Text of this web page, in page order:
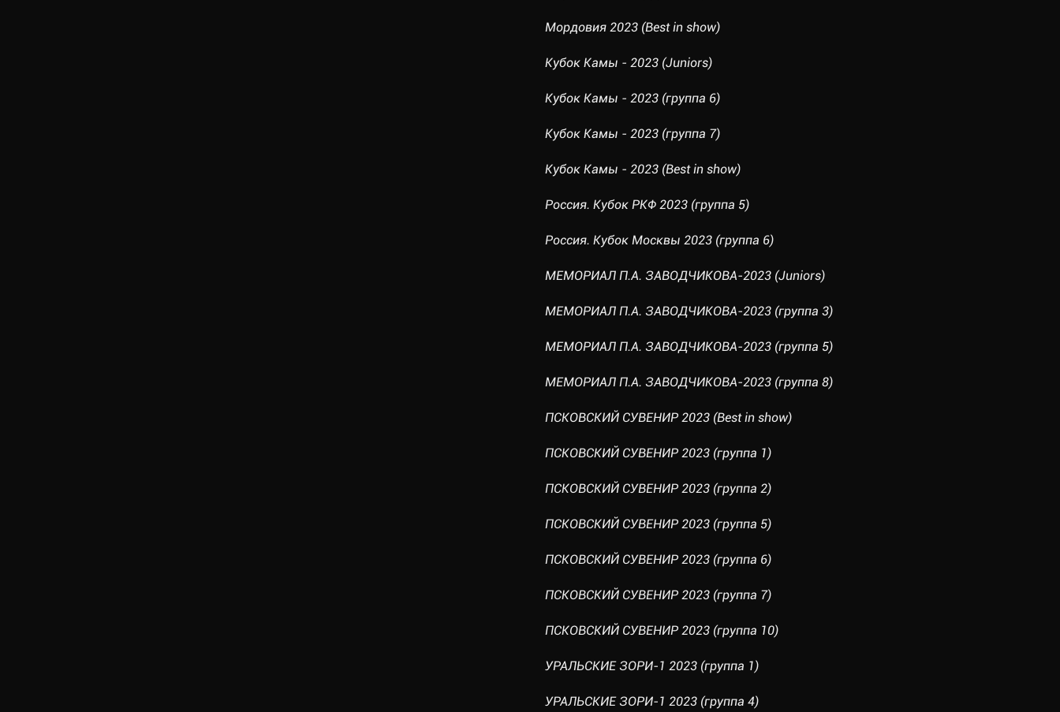
Мордовия 2023 (Best in show)
Кубок Камы - 2023 (Juniors)
Кубок Камы - 2023 (группа 6)
Кубок Камы - 2023 (группа 7)
Кубок Камы - 2023 (Best in show)
Россия. Кубок РКФ 2023 (группа 5)
Россия. Кубок Москвы 2023 (группа 6)
МЕМОРИАЛ П.А. ЗАВОДЧИКОВА-2023 (Juniors)
МЕМОРИАЛ П.А. ЗАВОДЧИКОВА-2023 (группа 3)
МЕМОРИАЛ П.А. ЗАВОДЧИКОВА-2023 (группа 5)
МЕМОРИАЛ П.А. ЗАВОДЧИКОВА-2023 (группа 8)
ПСКОВСКИЙ СУВЕНИР 2023 (Best in show)
ПСКОВСКИЙ СУВЕНИР 2023 (группа 1)
ПСКОВСКИЙ СУВЕНИР 2023 (группа 2)
ПСКОВСКИЙ СУВЕНИР 2023 (группа 5)
ПСКОВСКИЙ СУВЕНИР 2023 (группа 6)
ПСКОВСКИЙ СУВЕНИР 2023 (группа 7)
ПСКОВСКИЙ СУВЕНИР 2023 (группа 10)
УРАЛЬСКИЕ ЗОРИ-1 2023 (группа 1)
УРАЛЬСКИЕ ЗОРИ-1 2023 (группа 4)